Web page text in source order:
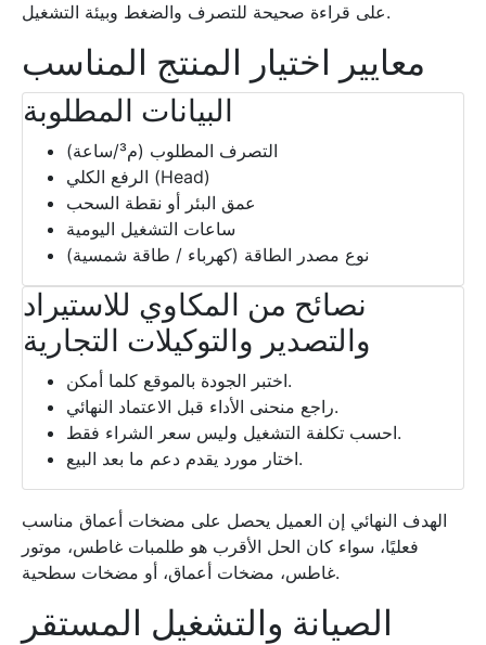
على قراءة صحيحة للتصرف والضغط وبيئة التشغيل.
معايير اختيار المنتج المناسب
البيانات المطلوبة
التصرف المطلوب (م³/ساعة)
الرفع الكلي (Head)
عمق البئر أو نقطة السحب
ساعات التشغيل اليومية
نوع مصدر الطاقة (كهرباء / طاقة شمسية)
نصائح من المكاوي للاستيراد
والتصدير والتوكيلات التجارية
اختبر الجودة بالموقع كلما أمكن.
راجع منحنى الأداء قبل الاعتماد النهائي.
احسب تكلفة التشغيل وليس سعر الشراء فقط.
اختار مورد يقدم دعم ما بعد البيع.
الهدف النهائي إن العميل يحصل على مضخات أعماق مناسب
فعليًا، سواء كان الحل الأقرب هو طلمبات غاطس، موتور
غاطس، مضخات أعماق، أو مضخات سطحية.
الصيانة والتشغيل المستقر